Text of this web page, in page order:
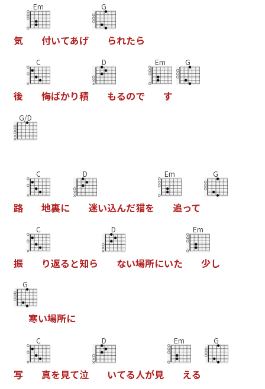
気
Em
付いてあげ
G
られたら
後
C
悔ばかり積
D
もるので
Em
す
G
G/D
路
C
地裏に
D
迷い込んだ猫を
Em
追って
G
振
C
り返る と知ら
D
ない場所にいた
Em
少し
G
寒い場所に
写
C
真を見て泣
D
いてる人が見
Em
える
G